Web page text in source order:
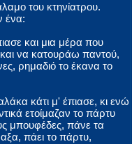
του κτηνίατρου.
ένα:
και μια μέρα που
να κατουράω παντού,
ρημαδιό το έκανα το
κάτι μ' έπιασε, κι ενώ
ετοίμαζαν το πάρτυ
μπουφέδες, πάνε τα
πάει το πάρτυ,